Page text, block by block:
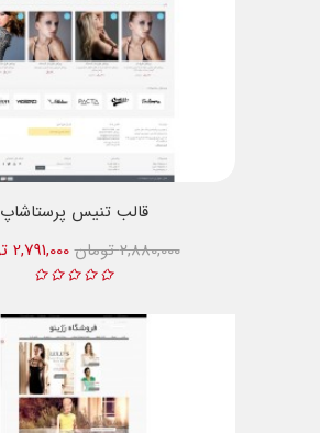
قالب تنیس پرستاشاپ
2,791,000 تومان
2,880,000 تومان